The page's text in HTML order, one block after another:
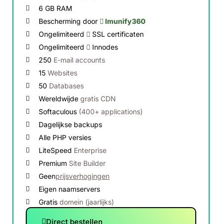
6 GB RAM
Bescherming door
Imunify360
Ongelimiteerd
SSL certificaten
Ongelimiteerd
Innodes
250 E-mail accounts
15Websites
50 Databases
Wereldwijdegratis CDN
Softaculous (400+ applications)
Dagelijkse backups
Alle PHP versies
LiteSpeed Enterprise
Premium Site Builder
Geenprijsverhogingen
Eigen naamservers
Gratisdomein (jaarlijks)
Direct bestellen